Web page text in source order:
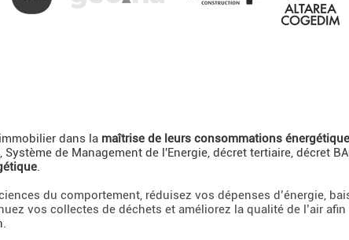
dans la maîtrise de leurs consommations
de Management de l'Energie, décret tertiaire, décret
.
du comportement, réduisez vos dépenses d’énergie,
vos collectes de déchets et améliorez la qualité de l’air afin